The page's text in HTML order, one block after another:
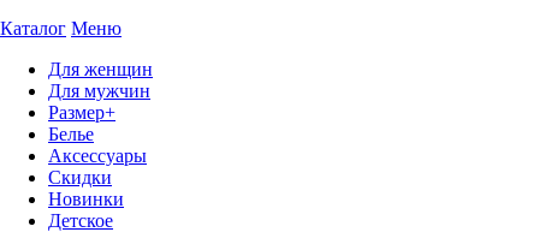
Каталог Меню
Для женщин
Для мужчин
Размер+
Белье
Аксессуары
Скидки
Новинки
Детское